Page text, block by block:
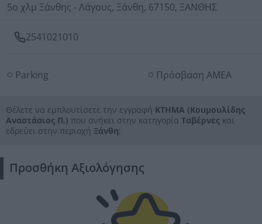
5ο χλμ Ξάνθης - Λάγους, Ξάνθη, 67150, ΞΑΝΘΗΣ
2541021010
Parking Πρόσβαση ΑΜΕΑ
Θέλετε να εμπλουτίσετε την εγγραφή ΚΤΗΜΑ (Κουμουλίδης
Αναστάσιος Π.) που ανήκει στην κατηγορία Ταβέρνες και
εδρεύει στην περιοχή Ξάνθη;
Προσθήκη Αξιολόγησης